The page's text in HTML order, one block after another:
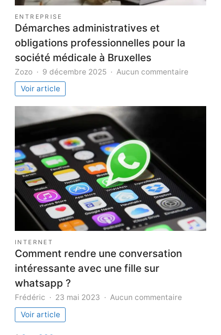
ENTREPRISE
Démarches administratives et
obligations professionnelles pour la
société médicale à Bruxelles
Zozo 9 décembre 2025 Aucun commentaire
Bruxelles
Voir article
INTERNET
Comment rendre une conversation
intéressante avec une fille sur
whatsapp ?
Frédéric 23 mai 2023 Aucun commentaire
Voir article